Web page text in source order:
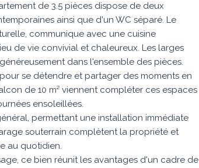
de 3.5 pièces dispose de deux
ainsi que d'un WC séparé. Le
communique avec une cuisine
de vie convivial et chaleureux. Les larges
dans l'ensemble des pièces.
se détendre et partager des moments en
de 10 m² viennent compléter ces espaces
ensoleillées.
permettant une installation immédiate
souterrain complètent la propriété et
au quotidien.
ce bien réunit les avantages d'un cadre de